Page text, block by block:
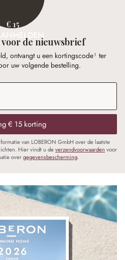
€ 15
de nieuwsbrief
ontvangt u een kortingscode¹ ter
uw volgende bestelling.
€ 15 korting
van LOBERON GmbH over de laatste
Hier vindt u deverzendvoorwaarden voor
overgegevensbescherming.